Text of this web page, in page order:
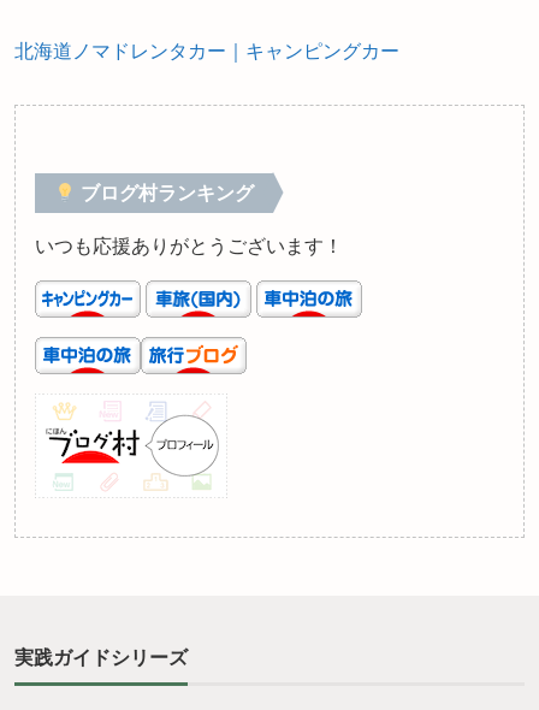
北海道ノマドレンタカー｜キャンピングカー
ブログ村ランキング
いつも応援ありがとうございます！
実践ガイドシリーズ